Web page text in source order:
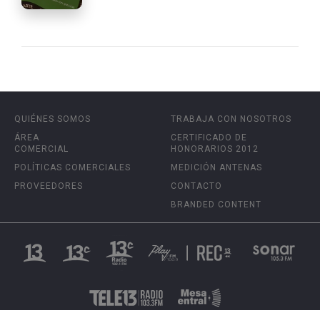
QUIÉNES SOMOS
ÁREA
COMERCIAL
POLÍTICAS COMERCIALES
PROVEEDORES
TRABAJA CON NOSOTROS
CERTIFICADO DE
HONORARIOS 2012
MEDICIÓN ANTENAS
CONTACTO
BRANDED CONTENT